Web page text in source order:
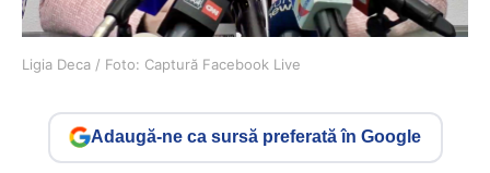
Ligia Deca / Foto: Captură Facebook Live
Adaugă-ne ca sursă preferată în Google